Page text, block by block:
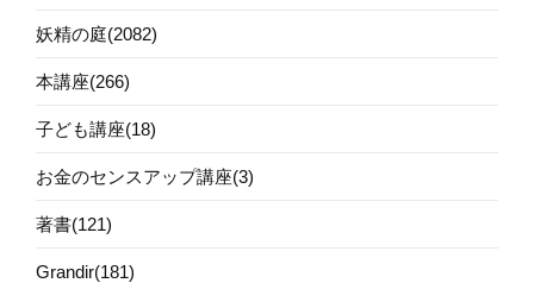
妖精の庭(2082)
本講座(266)
子ども講座(18)
お金のセンスアップ講座(3)
著書(121)
Grandir(181)